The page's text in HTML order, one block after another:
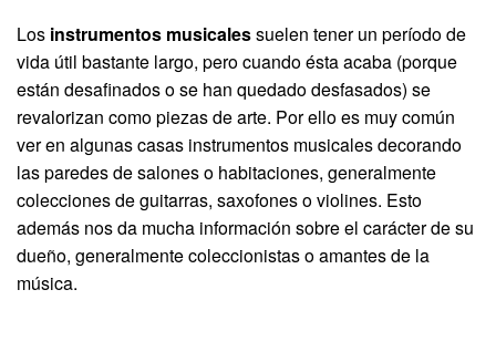
Los instrumentos musicalessuelen tener un período de
vida útil bastante largo, pero cuando ésta acaba (porque
están desafinados o se han quedado desfasados) se
revalorizan como piezas de arte. Por ello es muy común
ver en algunas casas instrumentos musicales decorando
las paredes de salones o habitaciones, generalmente
colecciones de guitarras, saxofones o violines. Esto
además nos da mucha información sobre el carácter de su
dueño, generalmente coleccionistas o amantes de la
música.